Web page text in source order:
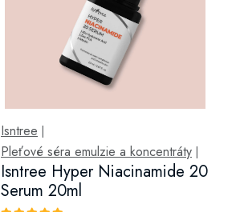
Isntree
Pleťové séra emulzie a koncentráty
Isntree Hyper Niacinamide 20
Serum 20ml